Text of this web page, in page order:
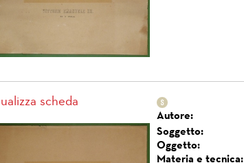
scheda
Autore:
Soggetto:
Oggetto:
Materia e tecnica: